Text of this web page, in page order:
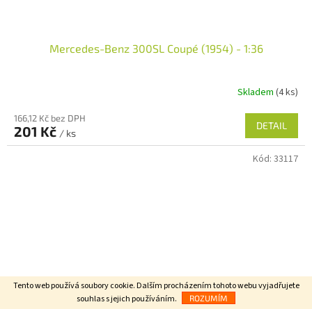
Tento web používá soubory cookie. Dalším procházením tohoto webu vyjadřujete
souhlas s jejich používáním.
ROZUMÍM
Mercedes-Benz 300SL Coupé (1954) - 1:36
Skladem (4 ks)
166,12 Kč bez DPH
201 Kč / ks
DETAIL
Kód: 33117